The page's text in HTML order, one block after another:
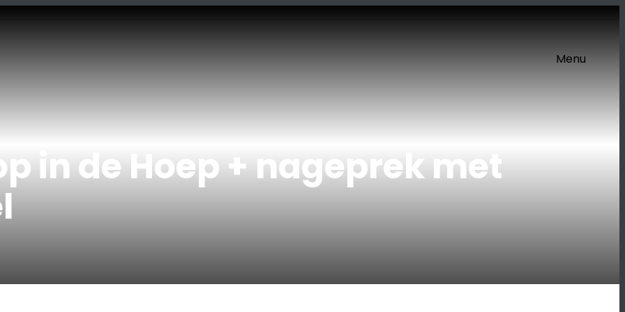
Menu
in de Hoep + nageprek met